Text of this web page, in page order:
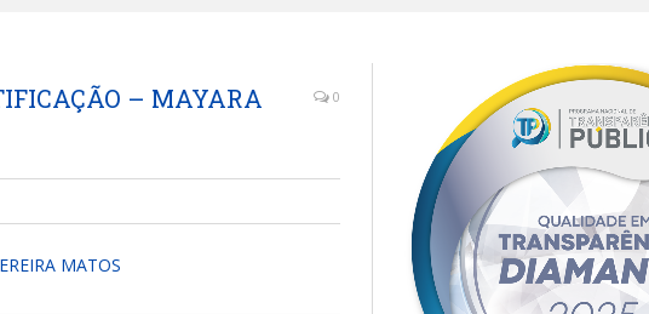
– MAYARA
0
MATOS